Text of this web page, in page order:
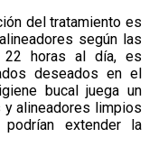
del tratamiento es
según las
22 horas al día, es
deseados en el
bucal juega un
y alineadores limpios
extender la